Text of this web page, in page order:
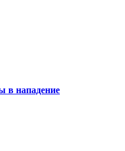
в нападение